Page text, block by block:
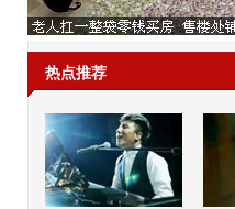
热点推荐